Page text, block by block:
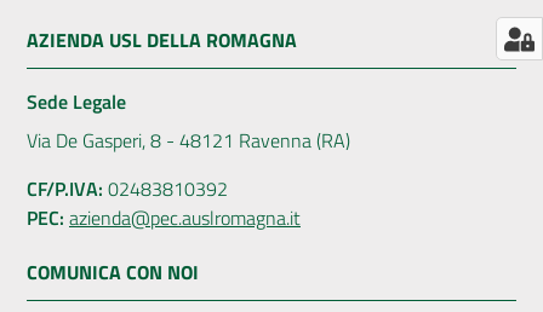
Seguici
su
AZIENDA USL DELLA ROMAGNA
Sede Legale
Via De Gasperi, 8 - 48121 Ravenna (RA)
CF/P.IVA: 02483810392
PEC: azienda@pec.auslromagna.it
COMUNICA CON NOI